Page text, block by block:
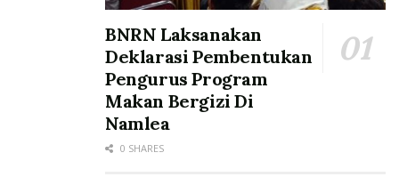
BNRN Laksanakan
Deklarasi Pembentukan
Pengurus Program
Makan Bergizi Di
Namlea
0 SHARES